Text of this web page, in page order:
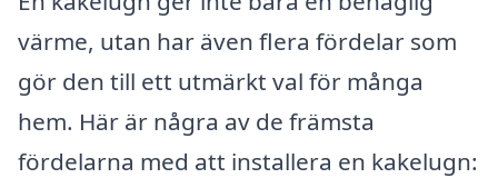
värme, utan har även flera fördelar som
gör den till ett utmärkt val för många
hem. Här är några av de främsta
fördelarna med att installera en kakelugn: